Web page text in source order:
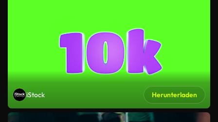
iStock Herunterladen